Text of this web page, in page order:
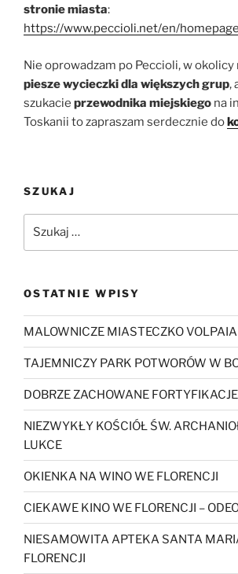
stronie miasta:
https://www.peccioli.net/en/
Nie oprowadzam po Peccioli, w okolicy
piesze wycieczki dla większych grup,
szukacie przewodnika miejskiego na
Toskanii to zapraszam serdecznie do
SZUKAJ
OSTATNIE WPISY
MALOWNICZE MIASTECZKO
TAJEMNICZY PARK POTWORÓW W
DOBRZE ZACHOWANE
NIEZWYKŁY KOŚCIÓŁ ŚW.
LUKCE
OKIENKA NA WINO WE FLORENCJI
CIEKAWE KINO WE FLORENCJI –
NIESAMOWITA APTEKA SANTA
FLORENCJI